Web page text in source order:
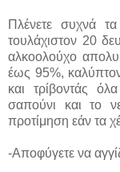
Πλένετε συχνά
τουλάχιστον 20
αλκοολούχο
έως 95%,
και τρίβοντάς
σαπούνι και το
προτίμηση εάν τα
-Αποφύγετε να